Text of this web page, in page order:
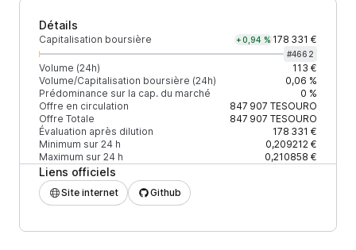
Détails
Capitalisation boursière +0,94 % 178 331 €
#4662
Volume (24h)
113 €
Volume/Capitalisation boursière (24h)
0,06 %
Prédominance sur la cap. du marché
0 %
Offre en circulation
847 907 TESOURO
Offre Totale
847 907 TESOURO
Évaluation après dilution
178 331 €
Minimum sur 24 h
0,209212 €
Maximum sur 24 h
0,210858 €
Liens officiels
Site internet Github